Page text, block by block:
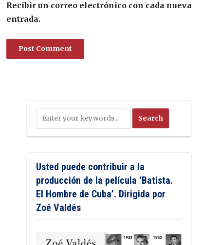
Recibir un correo electrónico con cada nueva
entrada.
Usted puede contribuir a la
producción de la película ‘Batista.
El Hombre de Cuba’. Dirigida por
Zoé Valdés